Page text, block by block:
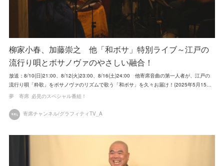
柳家小春、加藤崇之 他「和ボサ」特別ライブ～江戸の
流行り唄とボサノヴァのやさしい融合！
放送：8/10(日)21:00、8/12(火)23:00、8/16(土)24:00 他寄席音曲の第一人者が、江戸の
流行り唄「粋歌」をボサノヴァのリズムで歌う「和ボサ」を久々お届け！(2025年5月15…
夢 寄席 必見のスペシャル番組！
寄席チャンネル/グラフィティTV_A